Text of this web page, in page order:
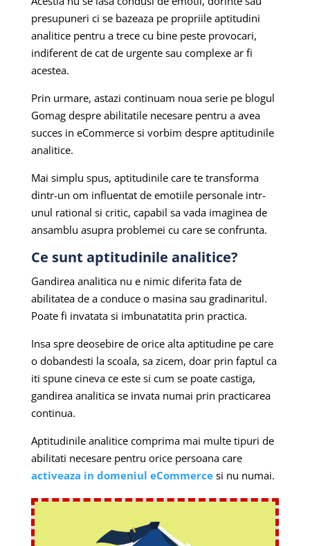
presupuneri ci se bazeaza pe propriile aptitudini
analitice pentru a trece cu bine peste provocari,
indiferent de cat de urgente sau complexe ar fi
acestea.
Prin urmare, astazi continuam noua serie pe blogul
Gomag despre abilitatile necesare pentru a avea
succes in eCommerce si vorbim despre aptitudinile
analitice.
Mai simplu spus, aptitudinile care te transforma
dintr-un om influentat de emotiile personale intr-
unul rational si critic, capabil sa vada imaginea de
ansamblu asupra problemei cu care se confrunta.
Ce sunt aptitudinile analitice?
Gandirea analitica nu e nimic diferita fata de
abilitatea de a conduce o masina sau gradinaritul.
Poate fi invatata si imbunatatita prin practica.
Insa spre deosebire de orice alta aptitudine pe care
o dobandesti la scoala, sa zicem, doar prin faptul ca
iti spune cineva ce este si cum se poate castiga,
gandirea analitica se invata numai prin practicarea
continua.
Aptitudinile analitice comprima mai multe tipuri de
abilitati necesare pentru orice persoana care
activeaza in domeniul eCommercesi nu numai.